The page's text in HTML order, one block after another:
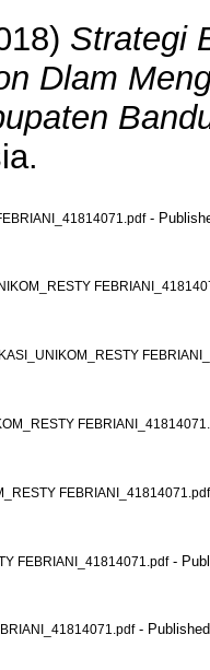
Strategi
Dlam
-
FEBRIANI_41814071.pdf
FEBRIANI_41814071.pdf-
-